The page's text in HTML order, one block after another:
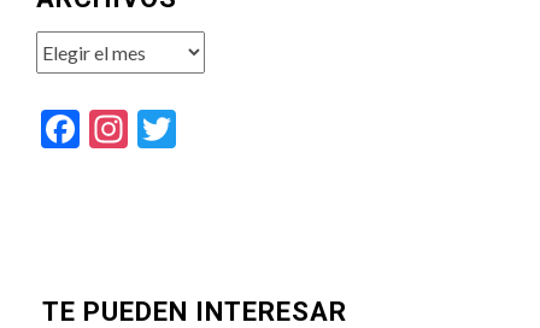
Archivos
Facebook
Instagram
TE PUEDEN INTERESAR